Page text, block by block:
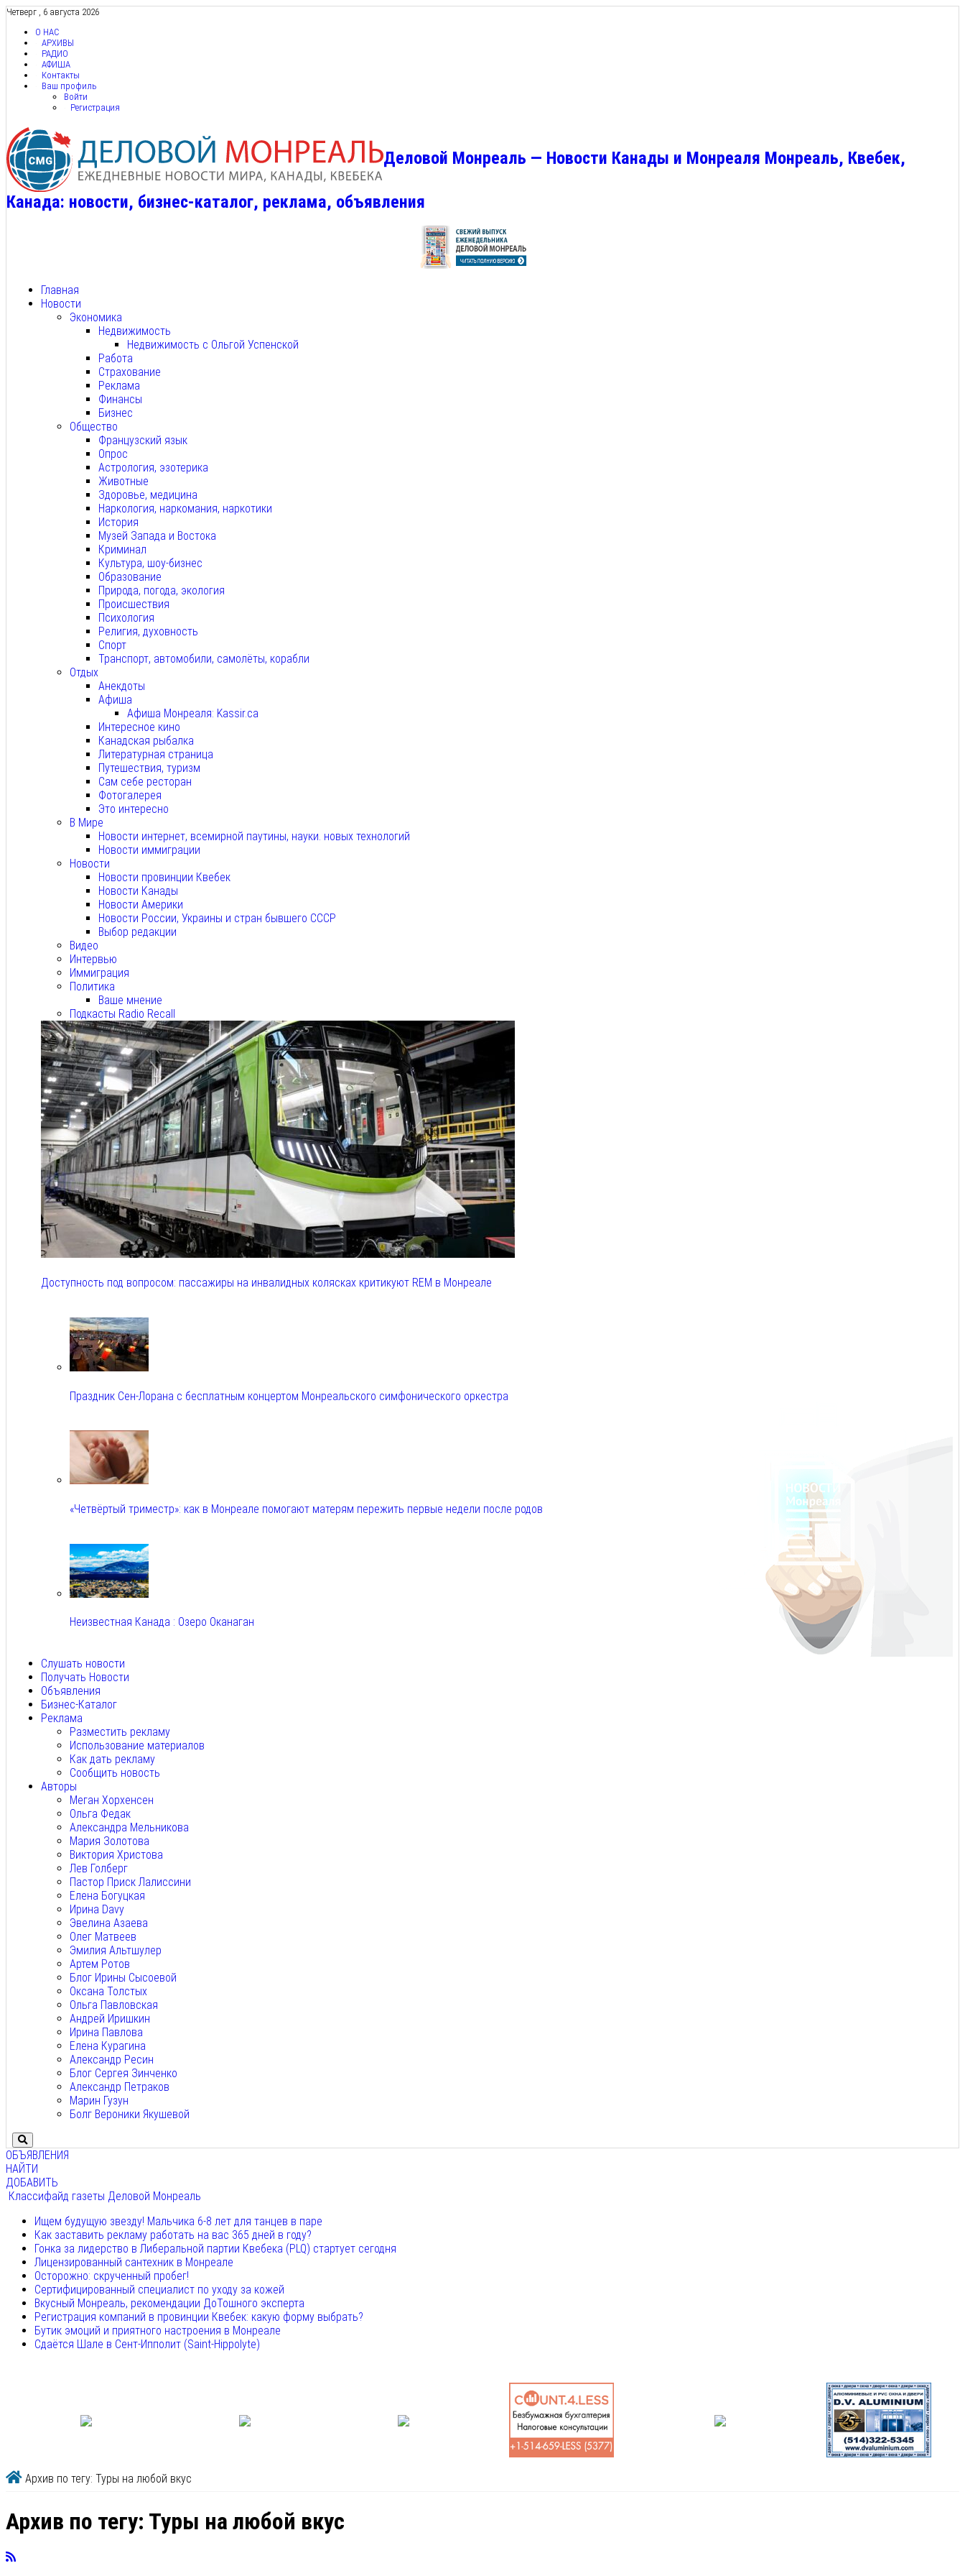
Четверг , 6 августа 2026
О НАС
АРХИВЫ
РАДИО
АФИША
Контакты
Ваш профиль
Войти
Регистрация
Деловой Монреаль — Новости Канады и Монреаля Монреаль, Квебек,
Канада: новости, бизнес-каталог, реклама, объявления
Главная
Новости
Экономика
Недвижимость
Недвижимость с Ольгой Успенской
Работа
Страхование
Реклама
Финансы
Бизнес
Общество
Французский язык
Опрос
Астрология, эзотерика
Животные
Здоровье, медицина
Наркология, наркомания, наркотики
История
Музей Запада и Востока
Криминал
Культура, шоу-бизнес
Образование
Природа, погода, экология
Происшествия
Психология
Религия, духовность
Спорт
Транспорт, автомобили, самолёты, корабли
Отдых
Анекдоты
Афиша
Афиша Монреаля: Kassir.ca
Интересное кино
Канадская рыбалка
Литературная страница
Путешествия, туризм
Сам себе ресторан
Фотогалерея
Это интересно
В Мире
Новости интернет, всемирной паутины, науки. новых технологий
Новости иммиграции
Новости
Новости провинции Квебек
Новости Канады
Новости Америки
Новости России, Украины и стран бывшего СССР
Выбор редакции
Видео
Интервью
Иммиграция
Политика
Ваше мнение
Подкасты Radio Recall
Доступность под вопросом: пассажиры на инвалидных колясках критикуют REM в Монреале
Праздник Сен-Лорана с бесплатным концертом Монреальского симфонического оркестра
«Четвёртый триместр»: как в Монреале помогают матерям пережить первые недели после родов
Неизвестная Канада : Озеро Оканаган
Слушать новости
Получать Новости
Объявления
Бизнес-Каталог
Реклама
Разместить рекламу
Использование материалов
Как дать рекламу
Сообщить новость
Авторы
Меган Хорхенсен
Ольга Федак
Александра Мельникова
Мария Золотова
Виктория Христова
Лев Голберг
Пастор Приск Лалиссини
Елена Богуцкая
Ирина Davy
Эвелина Азаева
Олег Матвеев
Эмилия Альтшулер
Артем Ротов
Блог Ирины Сысоевой
Оксана Толстых
Ольга Павловская
Андрей Иришкин
Ирина Павлова
Елена Курагина
Александр Ресин
Блог Сергея Зинченко
Александр Петраков
Марин Гузун
Болг Вероники Якушевой
ОБЪЯВЛЕНИЯ
НАЙТИ
ДОБАВИТЬ
Классифайд газеты Деловой Монреаль
Ищем будущую звезду! Мальчика 6-8 лет для танцев в паре
Как заставить рекламу работать на вас 365 дней в году?
Гонка за лидерство в Либеральной партии Квебека (PLQ) стартует сегодня
Лицензированный сантехник в Монреале
Осторожно: скрученный пробег!
Сертифицированный специалист по уходу за кожей
Вкусный Монреаль, рекомендации ДоТошного эксперта
Регистрация компаний в провинции Квебек: какую форму выбрать?
Бутик эмоций и приятного настроения в Монреале
Сдаётся Шале в Сент-Ипполит (Saint-Hippolyte)
Архив по тегу: Туры на любой вкус
Архив по тегу: Туры на любой вкус